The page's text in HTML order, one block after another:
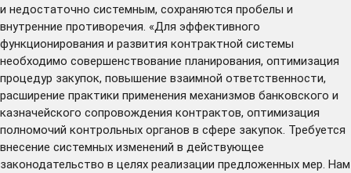
и недостаточно системным, сохраняются пробелы и
внутренние противоречия. «Для эффективного
функционирования и развития контрактной системы
необходимо совершенствование планирования, оптимизация
процедур закупок, повышение взаимной ответственности,
расширение практики применения механизмов банковского и
казначейского сопровождения контрактов, оптимизация
полномочий контрольных органов в сфере закупок. Требуется
внесение системных изменений в действующее
законодательство в целях реализации предложенных мер. Нам